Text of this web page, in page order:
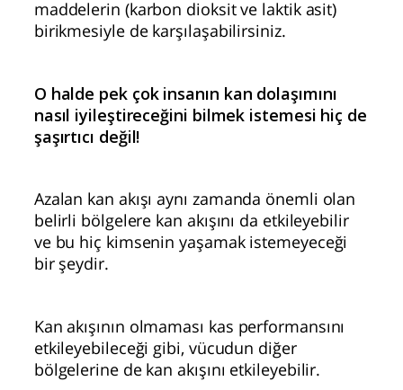
maddelerin (karbon dioksit ve laktik asit)
birikmesiyle de karşılaşabilirsiniz.
O halde pek çok insanın kan dolaşımını
nasıl iyileştireceğini bilmek istemesi hiç de
şaşırtıcı değil!
Azalan kan akışı aynı zamanda önemli olan
belirli bölgelere kan akışını da etkileyebilir
ve bu hiç kimsenin yaşamak istemeyeceği
bir şeydir.
Kan akışının olmaması kas performansını
etkileyebileceği gibi, vücudun diğer
bölgelerine de kan akışını etkileyebilir.